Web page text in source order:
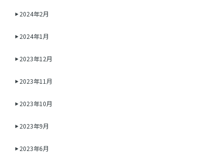
2024年2月
2024年1月
2023年12月
2023年11月
2023年10月
2023年9月
2023年6月